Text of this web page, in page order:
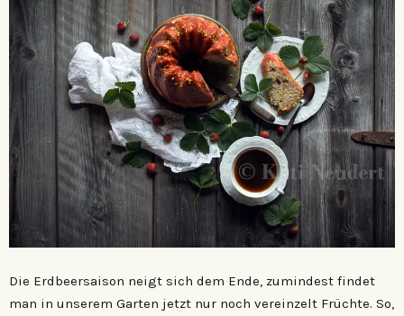
Die Erdbeersaison neigt sich dem Ende, zumindest findet
man in unserem Garten jetzt nur noch vereinzelt Früchte. So,